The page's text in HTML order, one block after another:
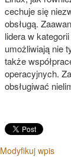
cechuje się
obsługą.
lidera w
umożliwiają nie
także
operacyjnych.
obsługiwać
Modyfikuj wpis